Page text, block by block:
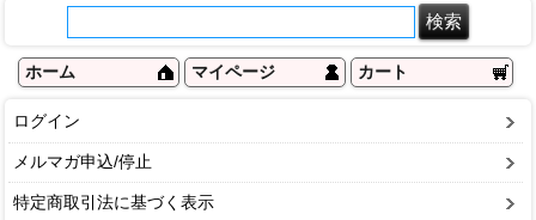
ホーム マイページ カート
ログイン
メルマガ申込/停止
特定商取引法に基づく表示